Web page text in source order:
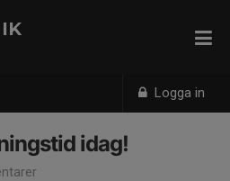
Logga in
idag!